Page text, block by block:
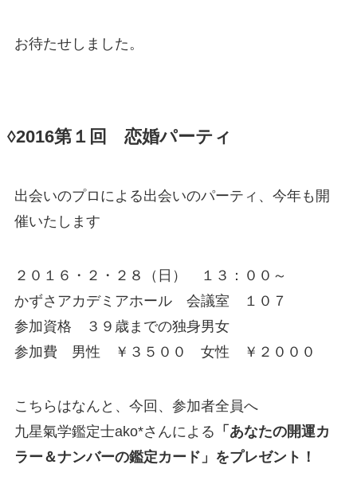
お待たせしました。
◊2016第１回 恋婚パーティ
出会いのプロによる出会いのパーティ、今年も開
催いたします
２０１６・２・２８（日） １３：００～
かずさアカデミアホール 会議室 １０７
参加資格 ３９歳までの独身男女
参加費 男性 ￥３５００ 女性 ￥２０００
こちらはなんと、今回、参加者全員へ
九星氣学鑑定士ako*さんによる 「あなたの開運カ
ラー＆ナンバーの鑑定カード」をプレゼント！